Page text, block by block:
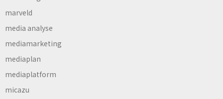
marveld
media analyse
mediamarketing
mediaplan
mediaplatform
micazu